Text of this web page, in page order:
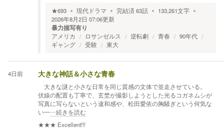
★693 現代ドラマ 完結済63話 133,261文字
2026年8月2日 07:06更新
暴力描写有り
アメリカ ロサンゼルス 逆転劇 青春
90年代
ギャング
受験 東大
4日前 大きな神話＆小さな青春
大きな謎と小さな日常を同じ質感の文体で並走させている。
伏線の配置も丁寧で、玄埜が撮影しようとした光るコガネムシが
写真に写らないという違和感や、松田愛依の胸騒ぎという何気な
い一…続きを読む
★★★ Excellent!!!